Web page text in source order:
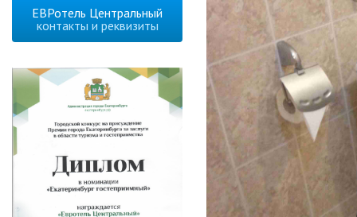
ЕВРотель Центральный
контакты и реквизиты